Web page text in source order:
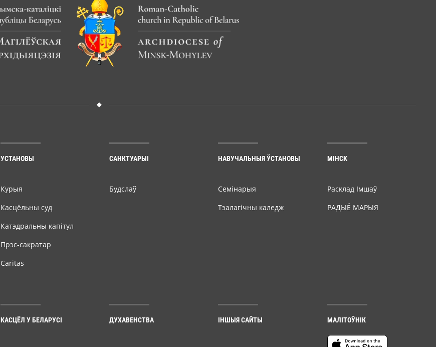
УСТАНОВЫ
Курыя
Касцёльны суд
Катэдральны капітул
Прэс-сакратар
Caritas
САНКТУАРЫІ
Будслаў
НАВУЧАЛЬНЫЯ ЎСТАНОВЫ
Семiнарыя
Тэалагічны каледж
МІНСК
Расклад Імшаў
РАДЫЁ МАРЫЯ
КАСЦЁЛ У БЕЛАРУСІ ДУХАВЕНСТВА ІНШЫЯ САЙТЫ МАЛІТОЎНІК